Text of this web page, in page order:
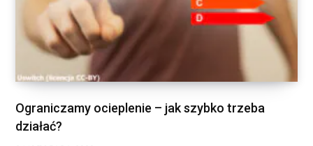
Ograniczamy ocieplenie – jak szybko trzeba
działać?